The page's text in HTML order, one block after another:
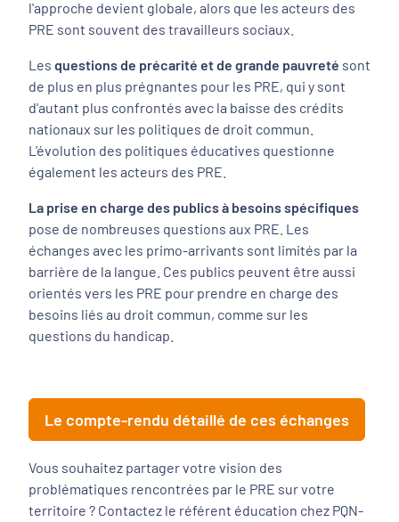
l'approche devient globale, alors que les acteurs des
PRE sont souvent des travailleurs sociaux.
Les questions de précarité et de grande pauvreté sont
de plus en plus prégnantes pour les PRE, qui y sont
d'autant plus confrontés avec la baisse des crédits
nationaux sur les politiques de droit commun.
L'évolution des politiques éducatives questionne
également les acteurs des PRE.
La prise en charge des publics à besoins spécifiques
pose de nombreuses questions aux PRE. Les
échanges avec les primo-arrivants sont limités par la
barrière de la langue. Ces publics peuvent être aussi
orientés vers les PRE pour prendre en charge des
besoins liés au droit commun, comme sur les
questions du handicap.
Le compte-rendu détaillé de ces échanges
Vous souhaitez partager votre vision des
problématiques rencontrées par le PRE sur votre
territoire ? Contactez le référent éducation chez PQN-